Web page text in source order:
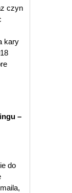
czyn
kary
–
do